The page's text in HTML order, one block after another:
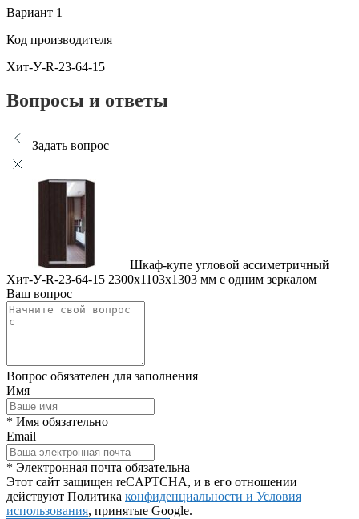
Вариант 1
Код производителя
Хит-У-R-23-64-15
Вопросы и ответы
Задать вопрос
Шкаф-купе угловой ассиметричный
Хит-У-R-23-64-15 2300x1103x1303 мм с одним зеркалом
Ваш вопрос
Вопрос обязателен для заполнения
Имя
* Имя обязательно
Email
* Электронная почта обязательна
Этот сайт защищен reCAPTCHA, и в его отношении
действуют Политика конфиденциальности и Условия
использования, принятые Google.